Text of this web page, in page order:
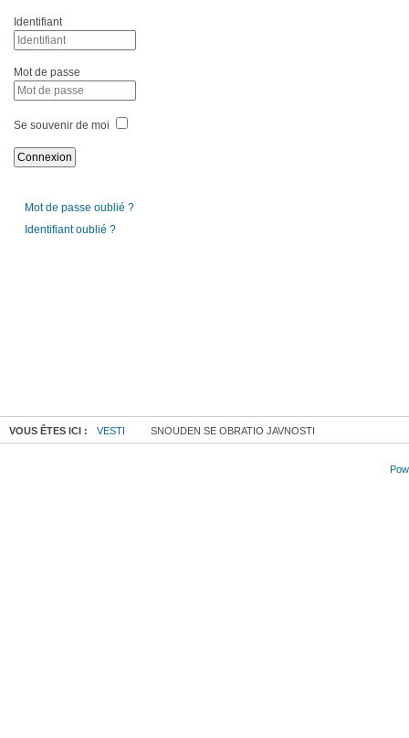
Identifiant
Mot de passe
Se souvenir de moi
Mot de passe oublié ?
Identifiant oublié ?
VOUS ÊTES ICI : VESTI SNOUDEN SE OBRATIO JAVNOSTI